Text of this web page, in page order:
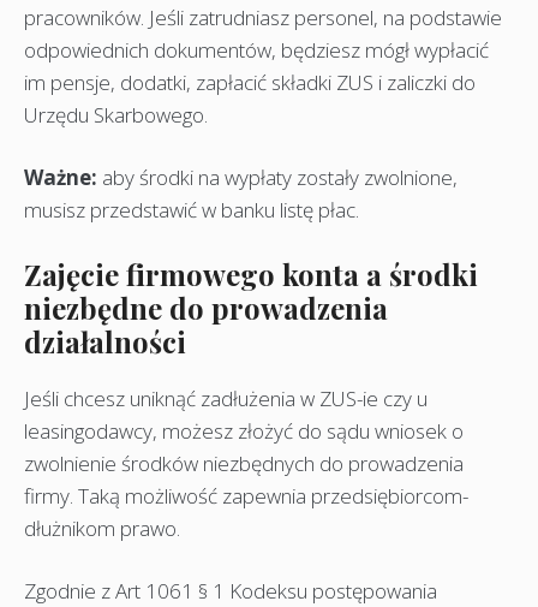
pracowników. Jeśli zatrudniasz personel, na podstawie
odpowiednich dokumentów, będziesz mógł wypłacić
im pensje, dodatki, zapłacić składki ZUS i zaliczki do
Urzędu Skarbowego.
Ważne: aby środki na wypłaty zostały zwolnione,
musisz przedstawić w banku listę płac.
Zajęcie firmowego konta a środki
niezbędne do prowadzenia
działalności
Jeśli chcesz uniknąć zadłużenia w ZUS-ie czy u
leasingodawcy, możesz złożyć do sądu wniosek o
zwolnienie środków niezbędnych do prowadzenia
firmy. Taką możliwość zapewnia przedsiębiorcom-
dłużnikom prawo.
Zgodnie z Art 1061 § 1 Kodeksu postępowania